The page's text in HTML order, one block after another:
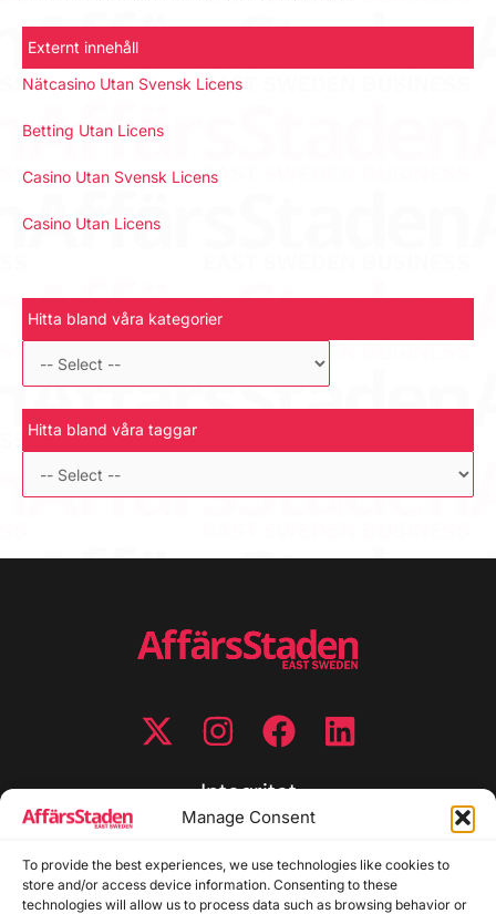
Manage Consent
To provide the best experiences, we use technologies like cookies to
store and/or access device information. Consenting to these
technologies will allow us to process data such as browsing behavior or
Externt innehåll
Nätcasino Utan Svensk Licens
Betting Utan Licens
Casino Utan Svensk Licens
Casino Utan Licens
Hitta bland våra kategorier
Hitta bland våra taggar
Integritet
Cookiepolicy
Disclaimer